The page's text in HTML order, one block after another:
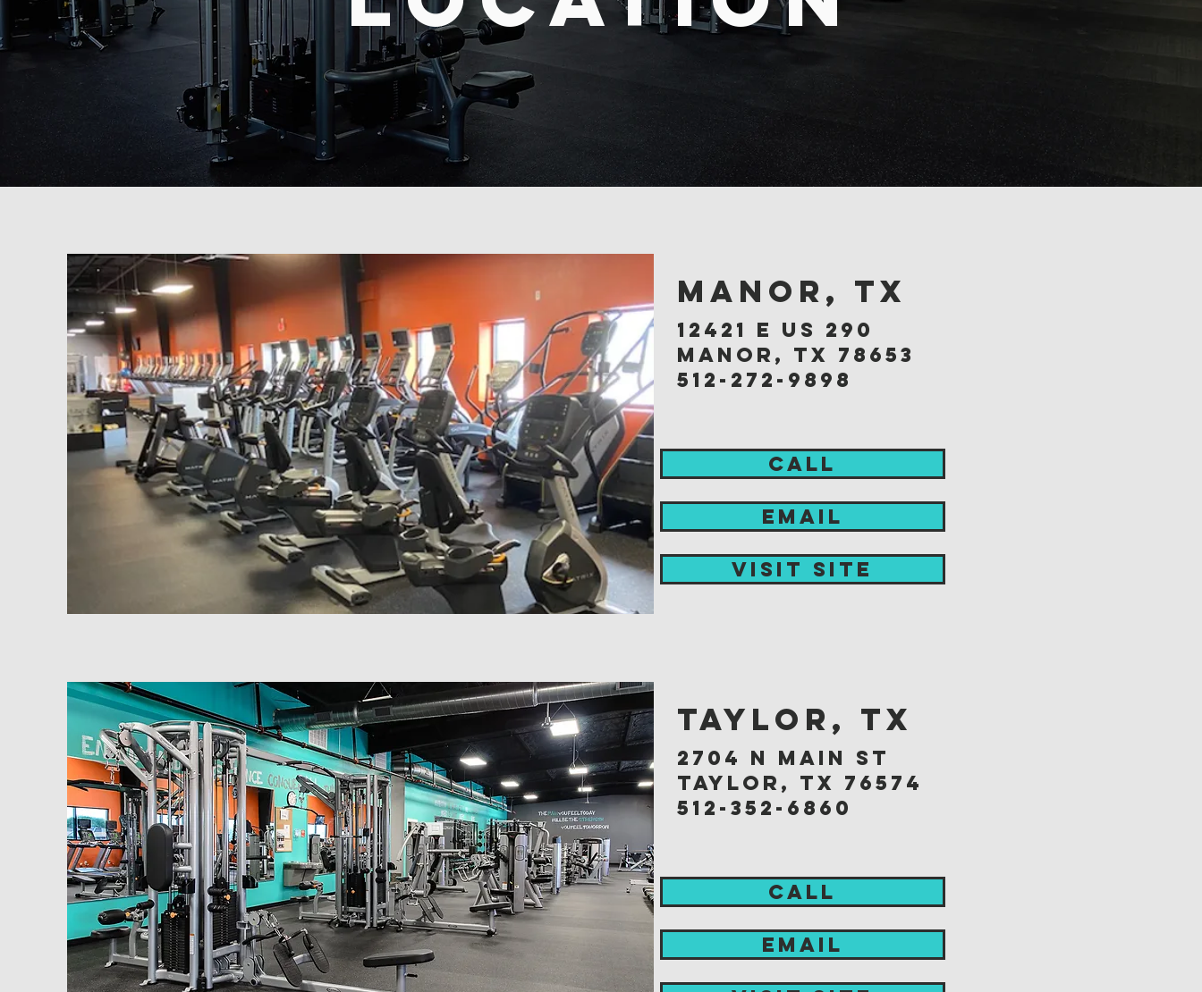
manor, tx
12421 e us 290
manor, tx 78653
512-272-9898
CALL
EMAIL
visit site
Taylor, TX
2704 n main st
taylor, tx 76574
512-352-6860
CALL
EMAIL